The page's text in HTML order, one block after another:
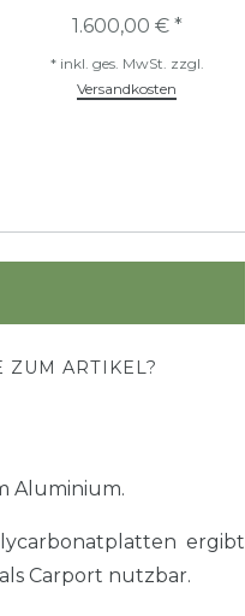
1.600,00 € *
* inkl. ges. MwSt. zzgl.
Versandkosten
ZUM ARTIKEL?
Aluminium.
ergibt
Carport nutzbar.